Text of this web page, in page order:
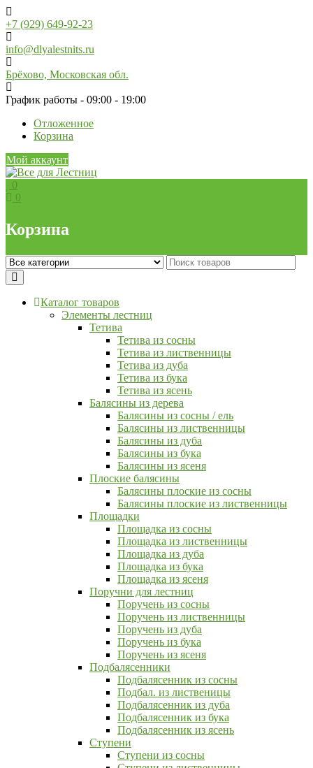
Skip
to
content
+7 (929) 649-92-23
info@dlyalestnits.ru
Брёхово, Московская обл.
График работы - 09:00 - 19:00
Отложенное
Корзина
Мой аккаунт
0
0
Корзина
Каталог товаров
Элементы лестниц
Тетива
Тетива из сосны
Тетива из лиственницы
Тетива из дуба
Тетива из бука
Тетива из ясень
Балясины из дерева
Балясины из сосны / ель
Балясины из лиственницы
Балясины из дуба
Балясины из бука
Балясины из ясеня
Плоские балясины
Балясины плоские из сосны
Балясины плоские из лиственницы
Площадки
Площадка из сосны
Площадка из лиственницы
Площадка из дуба
Площадка из бука
Площадка из ясеня
Поручни для лестниц
Поручень из сосны
Поручень из лиственницы
Поручень из дуба
Поручень из бука
Поручень из ясеня
Подбалясенники
Подбалясенник из сосны
Подбал. из лиственицы
Подбалясенник из дуба
Подбалясенник из бука
Подбалясенник из ясень
Ступени
Ступени из сосны